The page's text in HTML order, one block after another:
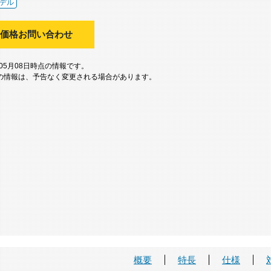
ル
価格お問い合わせ
月08日時点の情報です。
情報は、予告なく変更される場合があります。
概要 特長 仕様